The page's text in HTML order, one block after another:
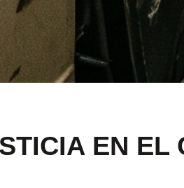
EN EL